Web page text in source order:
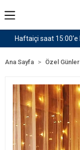
Ana Sayfa Özel Günler